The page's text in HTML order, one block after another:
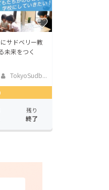
サドベリー教
未来をつく
TokyoSudb...
残り
終了